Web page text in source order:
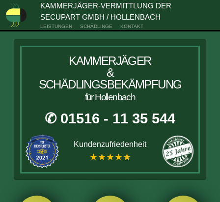
KAMMERJÄGER-VERMITTLUNG DER
SECUPART GMBH / HOLLENBACH
LEISTUNGEN SCHÄDLINGE KONTAKT
KAMMERJÄGER
&
SCHÄDLINGSBEKÄMPFUNG
für Hollenbach
✆ 01516 - 11 35 544
Kundenzufriedenheit
★★★★★